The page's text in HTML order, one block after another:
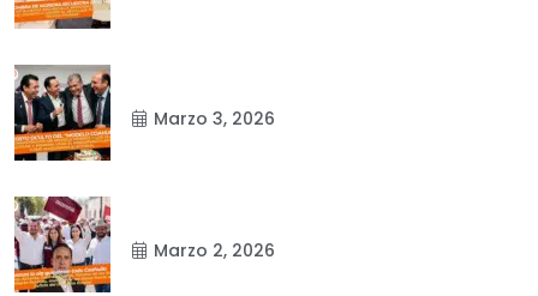
Marzo 3, 2026
Marzo 2, 2026